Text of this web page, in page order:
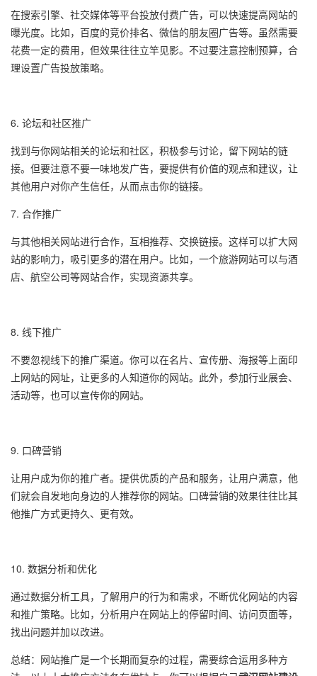
在搜索引擎、社交媒体等平台投放付费广告，可以快速提高网站的
曝光度。比如，百度的竞价排名、微信的朋友圈广告等。虽然需要
花费一定的费用，但效果往往立竿见影。不过要注意控制预算，合
理设置广告投放策略。
6. 论坛和社区推广
找到与你网站相关的论坛和社区，积极参与讨论，留下网站的链
接。但要注意不要一味地发广告，要提供有价值的观点和建议，让
其他用户对你产生信任，从而点击你的链接。
7. 合作推广
与其他相关网站进行合作，互相推荐、交换链接。这样可以扩大网
站的影响力，吸引更多的潜在用户。比如，一个旅游网站可以与酒
店、航空公司等网站合作，实现资源共享。
8. 线下推广
不要忽视线下的推广渠道。你可以在名片、宣传册、海报等上面印
上网站的网址，让更多的人知道你的网站。此外，参加行业展会、
活动等，也可以宣传你的网站。
9. 口碑营销
让用户成为你的推广者。提供优质的产品和服务，让用户满意，他
们就会自发地向身边的人推荐你的网站。口碑营销的效果往往比其
他推广方式更持久、更有效。
10. 数据分析和优化
通过数据分析工具，了解用户的行为和需求，不断优化网站的内容
和推广策略。比如，分析用户在网站上的停留时间、访问页面等，
找出问题并加以改进。
总结：网站推广是一个长期而复杂的过程，需要综合运用多种方